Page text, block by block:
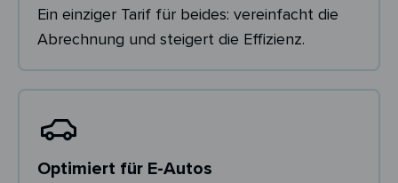
Ein einziger Tarif für beides: vereinfacht die
Abrechnung und steigert die Effizienz.
Optimiert für E-Autos